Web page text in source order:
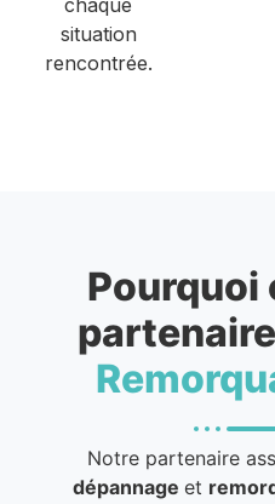
situation
rencontrée.
Pourquoi
Notre partenaire
dépannageet